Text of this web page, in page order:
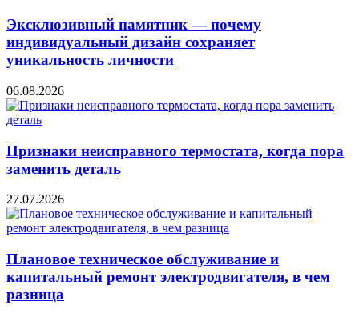
Эксклюзивный памятник — почему
индивидуальный дизайн сохраняет
уникальность личности
06.08.2026
Признаки неисправного термостата, когда пора
заменить деталь
27.07.2026
Плановое техническое обслуживание и
капитальный ремонт электродвигателя, в чем
разница